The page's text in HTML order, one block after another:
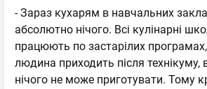
- Зараз кухарям в навчальних
абсолютно нічого. Всі кулінарні
працюють по застарілих
людина приходить після
нічого не може приготувати. Тому